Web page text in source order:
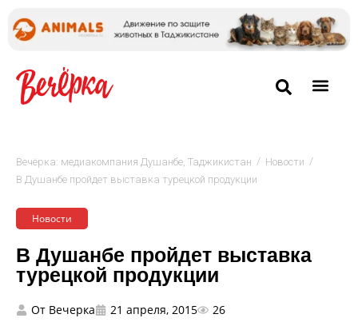
Вечёрка: медиакомпания Душанбе, Таджикистан / Новости /
В Душанбе пройдет выставка турецкой продукции
Новости
В Душанбе пройдет выставка
турецкой продукции
От Вечерка 21 апреля, 2015 26